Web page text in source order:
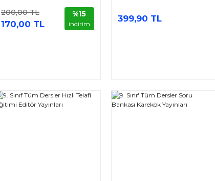
200,00 TL
170,00 TL
%15
indirim
399,90 TL